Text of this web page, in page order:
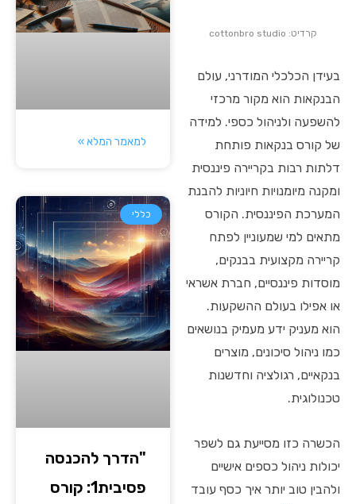
קרדיט: cottonbro studio
בעידן הכלכלי המודרני, עולם
הבנקאות הוא מקור מרכזי
להשפעה ולניהול כספי. למידה
של קורס בנקאות פותחת
דלתות רבות בקריירה פיננסית
ומקנה מיומנויות חיוניות להבנת
המערכת הפיננסית. הקורס
מתאים למי שמעוניין לפתח
קריירה מקצועית בבנקים,
מוסדות פיננסיים, חברת אשראי
או אפילו בעולם ההשקעות.
הוא מעניק ידע מעמיק בנושאים
כמו ניהול סיכונים, מוצרים
בנקאיים, רגולציה וחדשנות
טכנולוגית.
הכשרה כזו מסייעת גם לשפר
יכולות ניהול כספים אישיים
ולהבין טוב יותר איך כסף עובד
למאמר המלא »
כללי
"הדרך להכנסה
פסיבית1: קורס